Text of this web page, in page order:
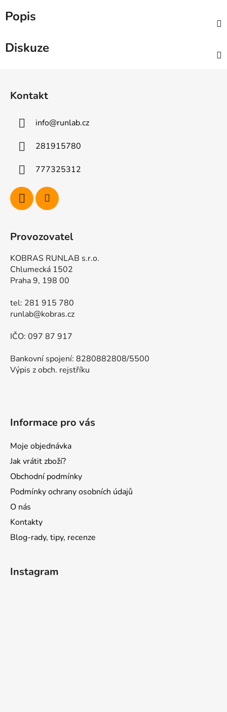
Popis
Diskuze
Kontakt
info@runlab.cz
281915780
777325312
Provozovatel
KOBRAS RUNLAB s.r.o.
Chlumecká 1502
Praha 9, 198 00
tel: 281 915 780
runlab@kobras.cz
IČO: 097 87 917
Bankovní spojení: 8280882808/5500
Výpis z obch. rejstříku
Informace pro vás
Moje objednávka
Jak vrátit zboží?
Obchodní podmínky
Podmínky ochrany osobních údajů
O nás
Kontakty
Blog-rady, tipy, recenze
Instagram